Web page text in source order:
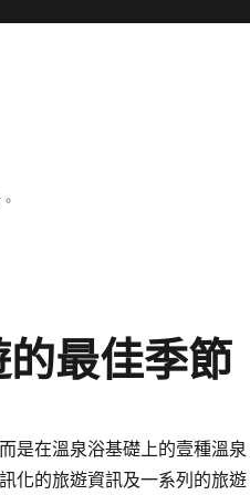
最佳季節
是在溫泉浴基礎上的壹種溫泉
化的旅遊資訊及一系列的旅遊